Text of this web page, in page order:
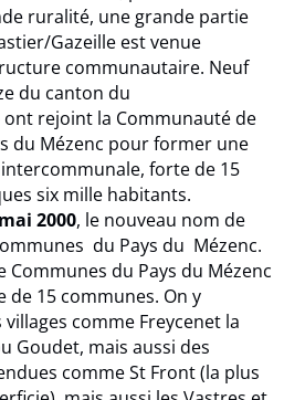
ruralité, une grande partie
Gazeille est venue
communautaire. Neuf
du canton du
rejoint la Communauté de
du Mézenc pour former une
forte de 15
six mille habitants.
2000, le nouveau nom de
du Pays du Mézenc.
Communes du Pays du Mézenc
de 15 communes. On y
comme Freycenet la
Goudet, mais aussi des
comme St Front (la plus